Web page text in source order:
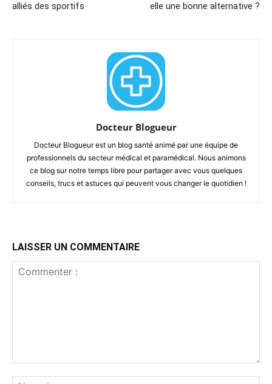
alliés des sportifs
elle une bonne alternative ?
Docteur Blogueur
Docteur Blogueur est un blog santé animé par une équipe de
professionnels du secteur médical et paramédical. Nous animons
ce blog sur notre temps libre pour partager avec vous quelques
conseils, trucs et astuces qui peuvent vous changer le quotidien !
LAISSER UN COMMENTAIRE